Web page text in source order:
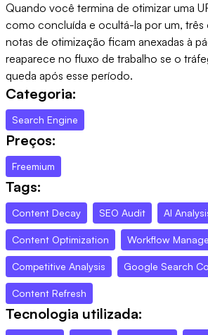
Quando você termina de otimizar uma
como concluída e ocultá-la por um, três
notas de otimização ficam anexadas à
reaparece no fluxo de trabalho se o
queda após esse período.
Categoria:
Search Engine
Preços:
Freemium
Tags:
Content Decay SEO Audit AI
Content Optimization Workflow
Competitive Analysis Google Search
Content Refresh
Tecnologia utilizada: